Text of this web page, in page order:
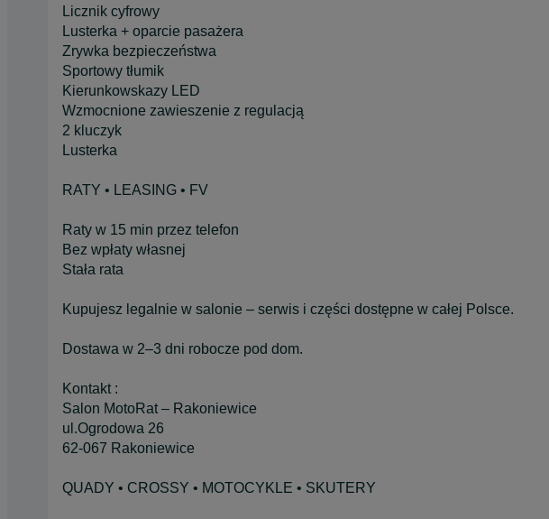
Licznik cyfrowy
Lusterka + oparcie pasażera
Zrywka bezpieczeństwa
Sportowy tłumik
Kierunkowskazy LED
Wzmocnione zawieszenie z regulacją
2 kluczyk
Lusterka
RATY • LEASING • FV
Raty w 15 min przez telefon
Bez wpłaty własnej
Stała rata
Kupujesz legalnie w salonie – serwis i części dostępne w całej Polsce.
Dostawa w 2–3 dni robocze pod dom.
Kontakt :
Salon MotoRat – Rakoniewice
ul.Ogrodowa 26
62-067 Rakoniewice
QUADY • CROSSY • MOTOCYKLE • SKUTERY